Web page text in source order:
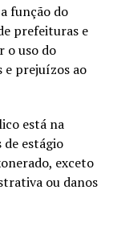
função do
prefeituras e
o uso do
prejuízos ao
está na
estágio
exceto
ou danos